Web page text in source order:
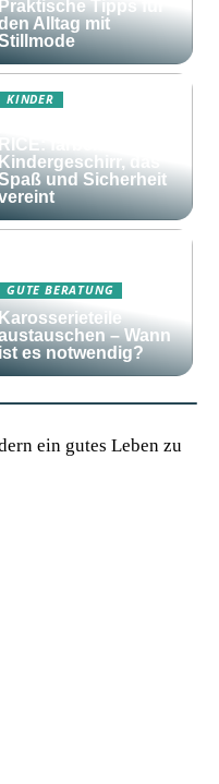
Tipps für
Alltag mit
KINDER
farbenfrohes
das
und Sicherheit
GUTE BERATUNG
– Wann
es notwendig?
ein gutes Leben zu